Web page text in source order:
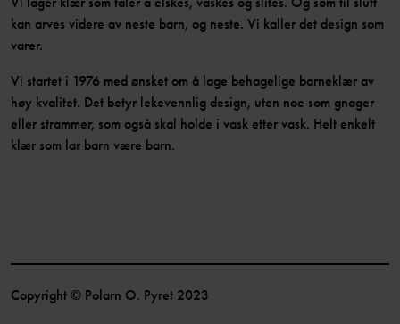
kan arves videre av neste barn, og neste. Vi kaller det design som
varer.
Vi startet i 1976 med ønsket om å lage behagelige barneklær av
høy kvalitet. Det betyr lekevennlig design, uten noe som gnager
eller strammer, som også skal holde i vask etter vask. Helt enkelt
klær som lar barn være barn.
Copyright © Polarn O. Pyret 2023